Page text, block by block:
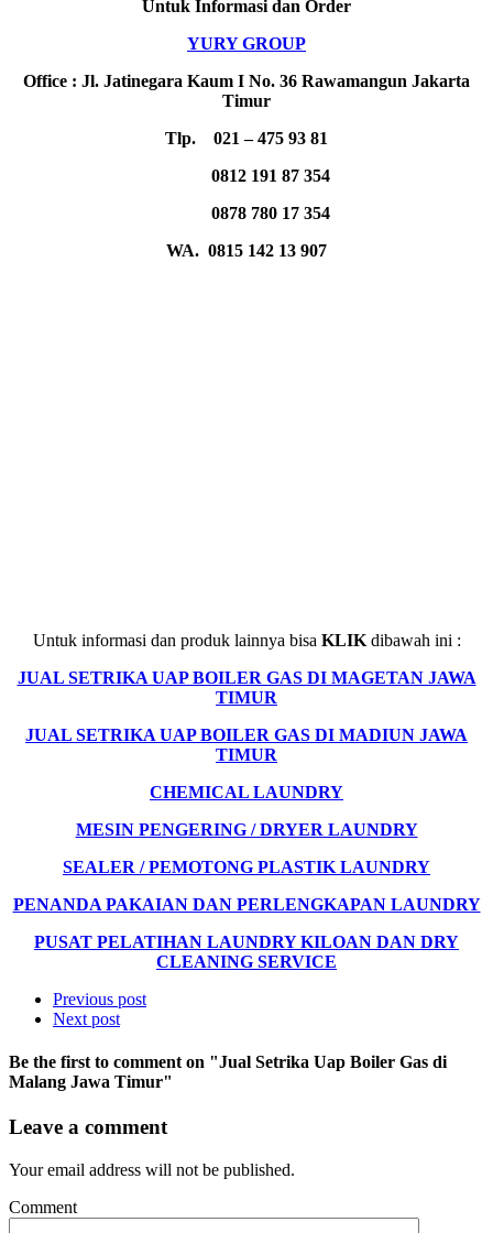
Untuk Informasi dan Order
YURY GROUP
Office : Jl. Jatinegara Kaum I No. 36 Rawamangun Jakarta
Timur
Tlp. 021 – 475 93 81
0812 191 87 354
0878 780 17 354
WA. 0815 142 13 907
Untuk informasi dan produk lainnya bisa KLIKdibawah ini :
JUAL SETRIKA UAP BOILER GAS DI MAGETAN JAWA
TIMUR
JUAL SETRIKA UAP BOILER GAS DI MADIUN JAWA
TIMUR
CHEMICAL LAUNDRY
MESIN PENGERING / DRYER LAUNDRY
SEALER / PEMOTONG PLASTIK LAUNDRY
PENANDA PAKAIAN DAN PERLENGKAPAN LAUNDRY
PUSAT PELATIHAN LAUNDRY KILOAN DAN DRY
CLEANING SERVICE
Previous post
Next post
Be the first to comment on "Jual Setrika Uap Boiler Gas di
Malang Jawa Timur"
Leave a comment
Your email address will not be published.
Comment